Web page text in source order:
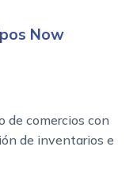
Now
de comercios con
de inventarios e